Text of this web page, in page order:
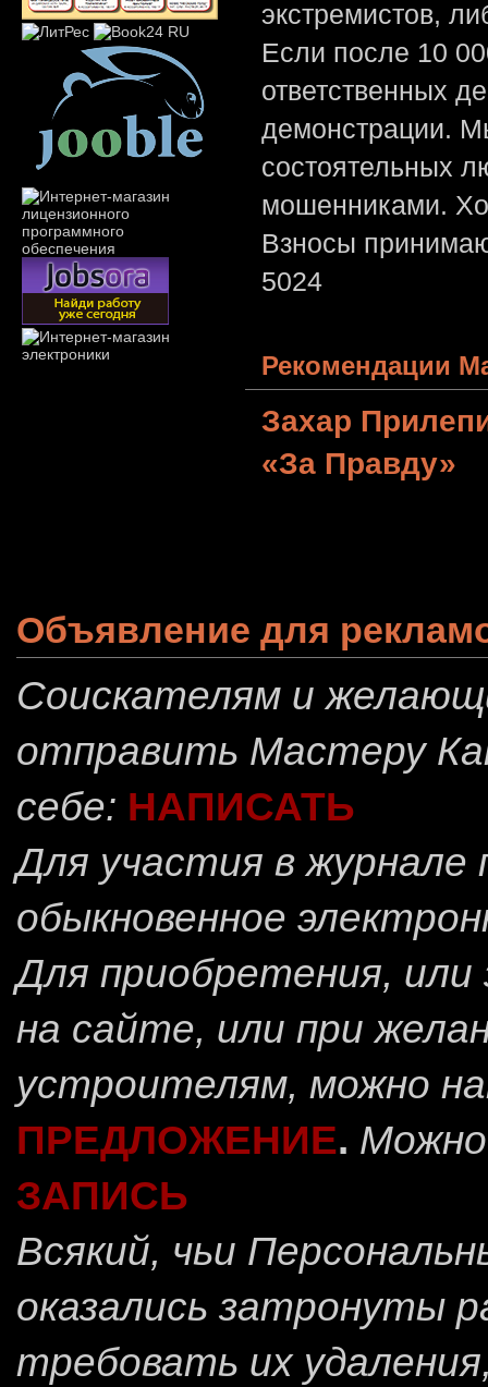
экстремистов,
Если после 10
ответственных
демонстрации.
состоятельных
мошенниками.
Взносы
5024
Рекомендации
Захар
«За Правду»
Объявление для
Соискателям и
отправить Мастеру
себе: НАПИСАТЬ
Для участия в
обыкновенное
Для приобретения, или
на сайте, или при
устроителям, можно
ПРЕДЛОЖЕНИЕ.
ЗАПИСЬ
Всякий, чьи
оказались затронуты
требовать их